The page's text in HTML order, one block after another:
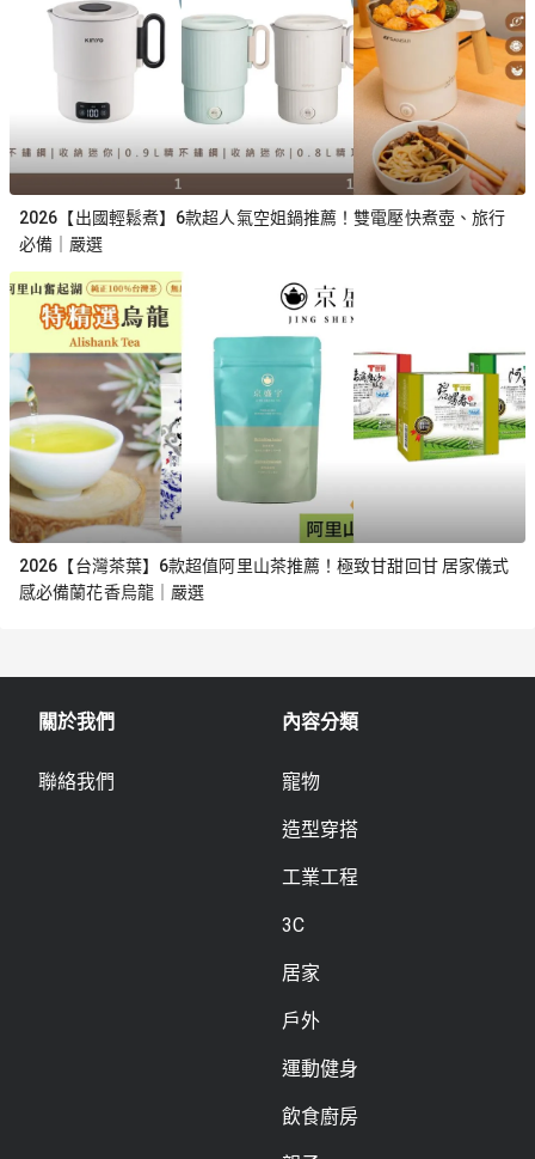
2026【出國輕鬆煮】6款超人氣空姐鍋推薦！雙電壓快煮壺、旅行
必備｜嚴選
2026【台灣茶葉】6款超值阿里山茶推薦！極致甘甜回甘 居家儀式
感必備蘭花香烏龍｜嚴選
關於我們
聯絡我們
內容分類
寵物
造型穿搭
工業工程
3C
居家
戶外
運動健身
飲食廚房